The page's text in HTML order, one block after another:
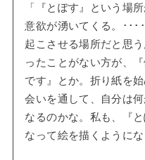
「『とぽす』という場
意欲が湧いてくる。･･･
起こさせる場所だと思
ったことがない方が、
です』とか。折り紙を
会いを通して、自分は
なるのかな。私も、『
なって絵を描くように